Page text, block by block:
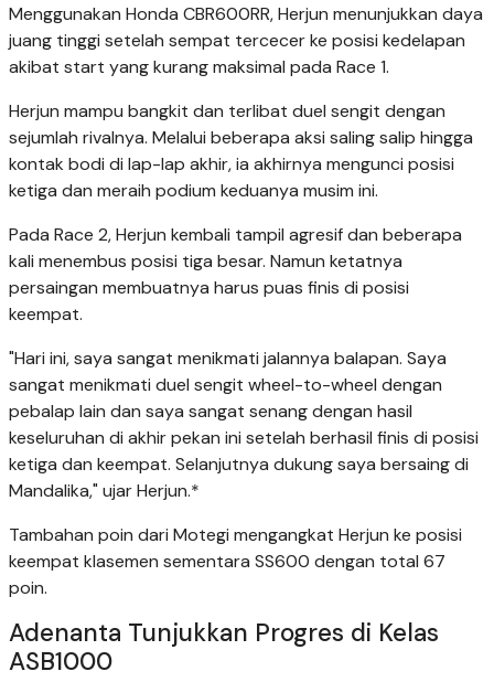
Menggunakan Honda CBR600RR, Herjun menunjukkan daya
juang tinggi setelah sempat tercecer ke posisi kedelapan
akibat start yang kurang maksimal pada Race 1.
Herjun mampu bangkit dan terlibat duel sengit dengan
sejumlah rivalnya. Melalui beberapa aksi saling salip hingga
kontak bodi di lap-lap akhir, ia akhirnya mengunci posisi
ketiga dan meraih podium keduanya musim ini.
Pada Race 2, Herjun kembali tampil agresif dan beberapa
kali menembus posisi tiga besar. Namun ketatnya
persaingan membuatnya harus puas finis di posisi
keempat.
"Hari ini, saya sangat menikmati jalannya balapan. Saya
sangat menikmati duel sengit wheel-to-wheel dengan
pebalap lain dan saya sangat senang dengan hasil
keseluruhan di akhir pekan ini setelah berhasil finis di posisi
ketiga dan keempat. Selanjutnya dukung saya bersaing di
Mandalika," ujar Herjun.*
Tambahan poin dari Motegi mengangkat Herjun ke posisi
keempat klasemen sementara SS600 dengan total 67
poin.
Adenanta Tunjukkan Progres di Kelas
ASB1000